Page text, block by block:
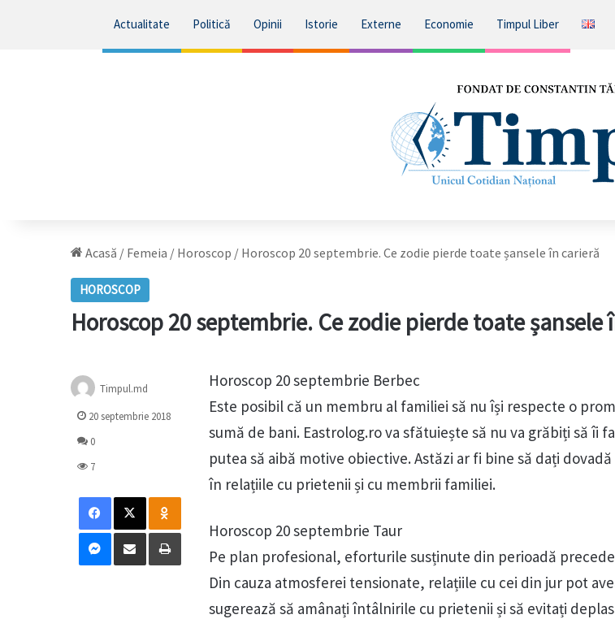
Actualitate Politică Opinii Istorie Externe Economie Timpul Liber
Acasă / Femeia / Horoscop / Horoscop 20 septembrie. Ce zodie pierde toate șansele în carieră
HOROSCOP
Horoscop 20 septembrie. Ce zodie pierde toate șansele
Horoscop 20 septembrie Berbec
Este posibil că un membru al familiei să nu își respecte o
sumă de bani. Eastrolog.ro va sfătuiește să nu va grăbiți să îi
putea să aibă motive obiective. Astăzi ar fi bine să dați
în relațiile cu prietenii și cu membrii familiei.
Horoscop 20 septembrie Taur
Pe plan profesional, eforturile susținute din perioadă
Din cauza atmosferei tensionate, relațiile cu cei din jur pot
sugerează să amânați întâlnirile cu prietenii și să evitați
Timpul.md
20 septembrie 2018
0
7
Facebook
X Odnoklassniki
Messenger
Distribuie prin mail Tipărește